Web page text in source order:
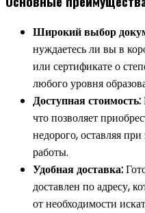
Широкий выбор
нуждаетесь ли вы в
или сертификате о
любого уровня
Доступная стоимость:
что позволяет
недорого, оставляя
работы.
Удобная доставка:
доставлен по адресу,
от необходимости